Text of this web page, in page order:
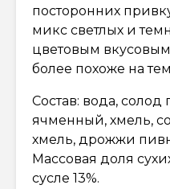
посторонних
микс светлых и
цветовым
более похоже на
Состав: вода,
ячменный, хмель,
хмель, дрожжи
Массовая доля
сусле 13%.